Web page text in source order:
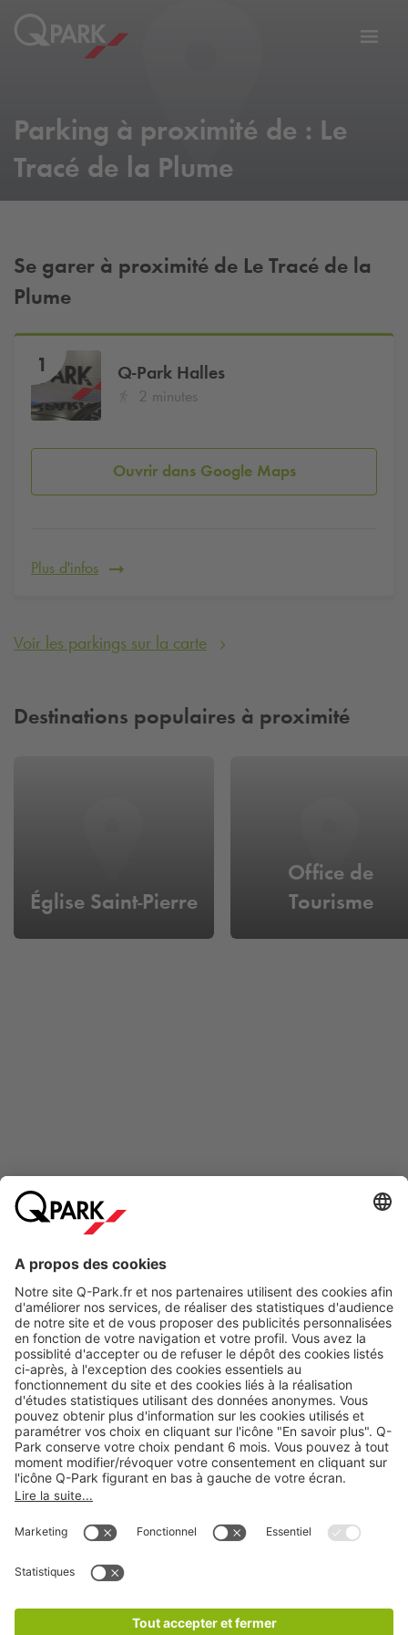
Parking à proximité de : Le
Tracé de la Plume
Se garer à proximité de Le Tracé de la
Plume
1 Q-Park Halles
2 minutes
Ouvrir dans Google Maps
Plus d'infos
Voir les parkings sur la carte
Destinations populaires à proximité
Église Saint-Pierre
Office de
Tourisme
Modes de paiement en ligne
A propos
Nos produits
Nos services